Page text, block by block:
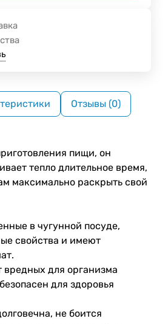
Отзывы (0)
пищи, он
тепло длительное время,
максимально раскрыть свой
в чугунной посуде,
свойства и имеют
вредных для организма
для здоровья
не боится